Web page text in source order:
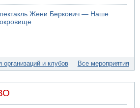
Жени Беркович — Наше
организаций и клубов Все мероприятия